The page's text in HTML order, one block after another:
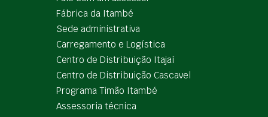
Fábrica da Itambé
Sede administrativa
Carregamento e Logística
Centro de Distribuição Itajaí
Centro de Distribuição Cascavel
Programa Timão Itambé
Assessoria técnica